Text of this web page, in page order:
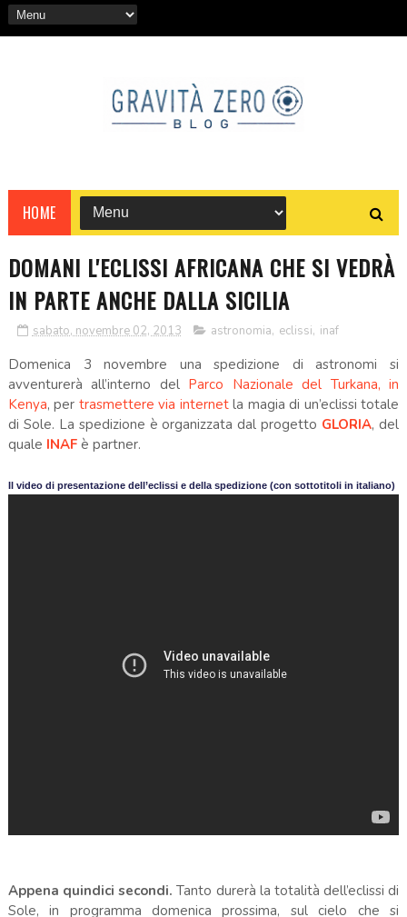
HOME
DOMANI L'ECLISSI AFRICANA CHE SI VEDRÀ
IN PARTE ANCHE DALLA SICILIA
sabato, novembre 02, 2013 astronomia, eclissi, inaf
Domenica 3 novembre una spedizione di astronomi si
avventurerà all’interno del Parco Nazionale del Turkana, in
Kenya, per trasmettere via internetla magia di un’eclissi totale
di Sole. La spedizione è organizzata dal progetto GLORIA, del
quale INAFè partner.
Il video di presentazione dell’eclissi e della spedizione (con sottotitoli in italiano)
Appena quindici secondi. Tanto durerà la totalità dell’eclissi di
Sole, in programma domenica prossima, sul cielo che si